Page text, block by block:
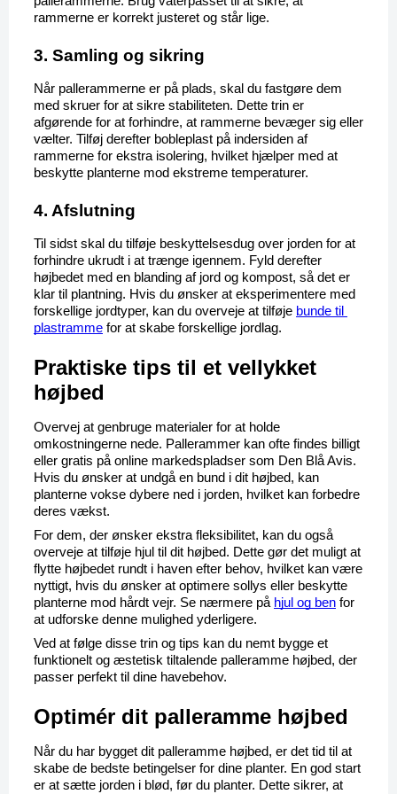
rammerne er korrekt justeret og står lige.
3. Samling og sikring
Når pallerammerne er på plads, skal du fastgøre dem
med skruer for at sikre stabiliteten. Dette trin er
afgørende for at forhindre, at rammerne bevæger sig eller
vælter. Tilføj derefter bobleplast på indersiden af
rammerne for ekstra isolering, hvilket hjælper med at
beskytte planterne mod ekstreme temperaturer.
4. Afslutning
Til sidst skal du tilføje beskyttelsesdug over jorden for at
forhindre ukrudt i at trænge igennem. Fyld derefter
højbedet med en blanding af jord og kompost, så det er
klar til plantning. Hvis du ønsker at eksperimentere med
forskellige jordtyper, kan du overveje at tilføje bunde til
plastramme for at skabe forskellige jordlag.
Praktiske tips til et vellykket
højbed
Overvej at genbruge materialer for at holde
omkostningerne nede. Pallerammer kan ofte findes billigt
eller gratis på online markedspladser som Den Blå Avis.
Hvis du ønsker at undgå en bund i dit højbed, kan
planterne vokse dybere ned i jorden, hvilket kan forbedre
deres vækst.
For dem, der ønsker ekstra fleksibilitet, kan du også
overveje at tilføje hjul til dit højbed. Dette gør det muligt at
flytte højbedet rundt i haven efter behov, hvilket kan være
nyttigt, hvis du ønsker at optimere sollys eller beskytte
planterne mod hårdt vejr. Se nærmere på hjul og ben for
at udforske denne mulighed yderligere.
Ved at følge disse trin og tips kan du nemt bygge et
funktionelt og æstetisk tiltalende palleramme højbed, der
passer perfekt til dine havebehov.
Optimér dit palleramme højbed
Når du har bygget dit palleramme højbed, er det tid til at
skabe de bedste betingelser for dine planter. En god start
er at sætte jorden i blød, før du planter. Dette sikrer, at